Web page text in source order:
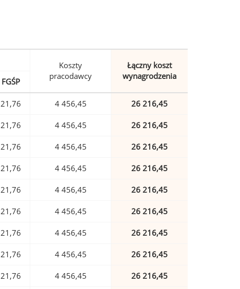
Koszty
pracodawcy
Łączny koszt
wynagrodzenia
FGŚP
21,76 4 456,45 26 216,45
21,76 4 456,45 26 216,45
21,76 4 456,45 26 216,45
21,76 4 456,45 26 216,45
21,76 4 456,45 26 216,45
21,76 4 456,45 26 216,45
21,76 4 456,45 26 216,45
21,76 4 456,45 26 216,45
21,76 4 456,45 26 216,45